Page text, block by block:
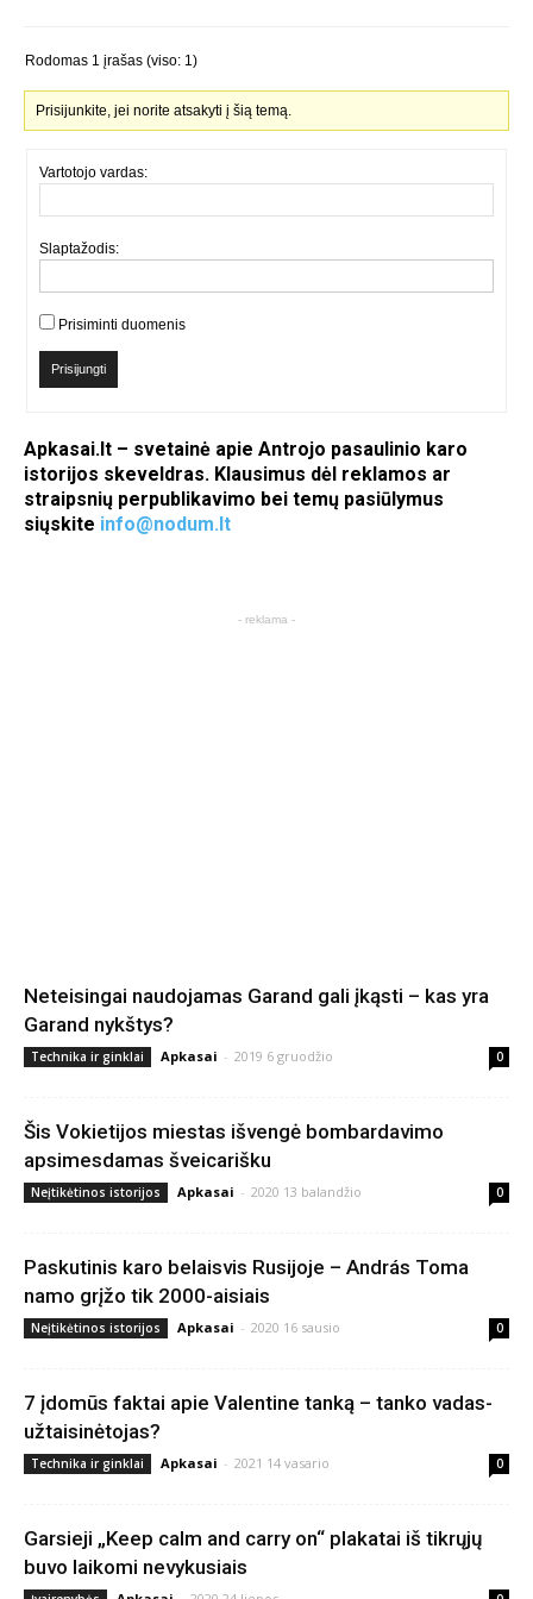
Rodomas 1 įrašas (viso: 1)
Prisijunkite, jei norite atsakyti į šią temą.
Vartotojo vardas:
Slaptažodis:
Prisiminti duomenis
Prisijungti
Apkasai.lt – svetainė apie Antrojo pasaulinio karo
istorijos skeveldras. Klausimus dėl reklamos ar
straipsnių perpublikavimo bei temų pasiūlymus
siųskite info@nodum.lt
- reklama -
Neteisingai naudojamas Garand gali įkąsti – kas yra
Garand nykštys?
Technika ir ginklai Apkasai - 2019 6 gruodžio 0
Šis Vokietijos miestas išvengė bombardavimo
apsimesdamas šveicarišku
Neįtikėtinos istorijos Apkasai - 2020 13 balandžio 0
Paskutinis karo belaisvis Rusijoje – András Toma
namo grįžo tik 2000-aisiais
Neįtikėtinos istorijos Apkasai - 2020 16 sausio 0
7 įdomūs faktai apie Valentine tanką – tanko vadas-
užtaisinėtojas?
Technika ir ginklai Apkasai - 2021 14 vasario 0
Garsieji „Keep calm and carry on“ plakatai iš tikrųjų
buvo laikomi nevykusiais